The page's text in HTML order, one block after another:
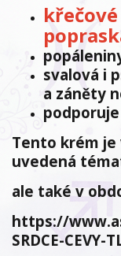
svalová i
a záněty
Tento krém je
uvedená
ale také v
https://
SRDCE-CEVY-